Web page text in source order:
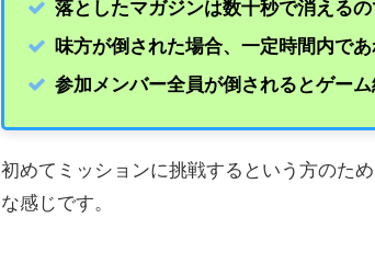
落としたマガジンは数十秒で消える
味方が倒された場合、一定時間内で
参加メンバー全員が倒されるとゲー
初めてミッションに挑戦するという方のた
な感じです。